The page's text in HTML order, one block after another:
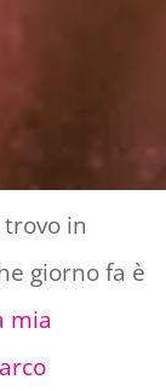
in
giorno fa è
mia